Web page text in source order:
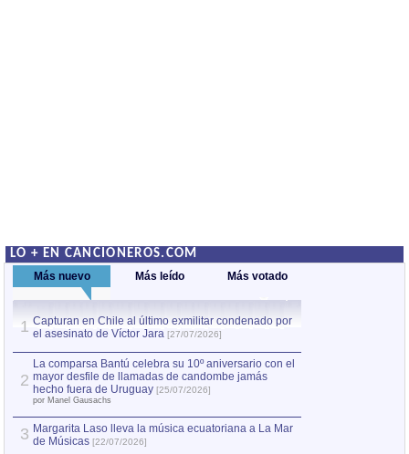
LO + EN CANCIONEROS.COM
Más nuevo Más leído Más votado
1 Capturan en Chile al último exmilitar condenado por
el asesinato de Víctor Jara [27/07/2026]
2
La comparsa Bantú celebra su 10º aniversario con el
mayor desfile de llamadas de candombe jamás
hecho fuera de Uruguay [25/07/2026]
por Manel Gausachs
3 Margarita Laso lleva la música ecuatoriana a La Mar
de Músicas [22/07/2026]